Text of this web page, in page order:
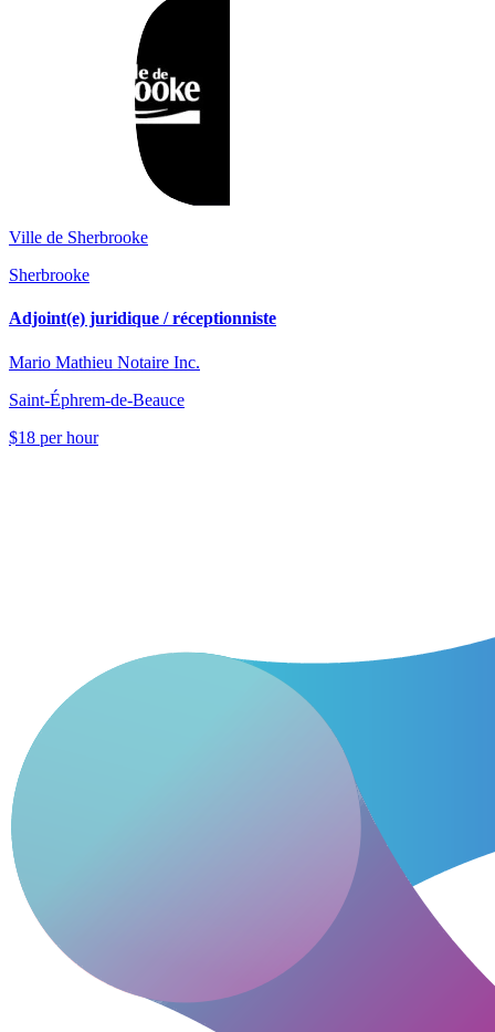
Ville de Sherbrooke
Sherbrooke
Adjoint(e) juridique / réceptionniste
Mario Mathieu Notaire Inc.
Saint-Éphrem-de-Beauce
$18 per hour